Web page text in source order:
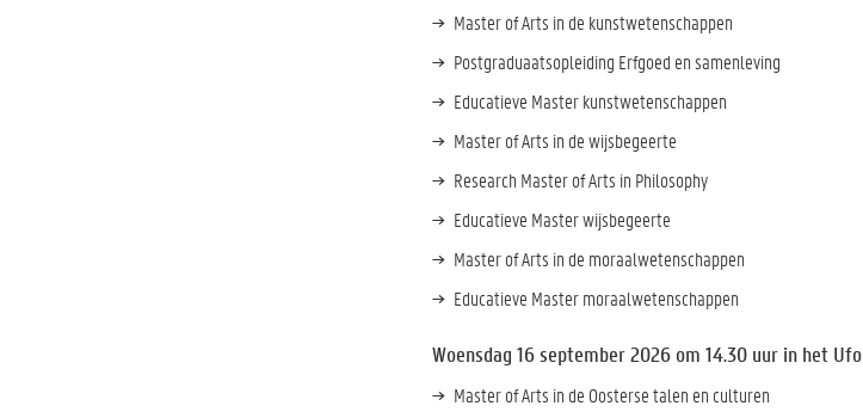
Master of Arts in de kunstwetenschappen
Postgraduaatsopleiding Erfgoed en samenleving
Educatieve Master kunstwetenschappen
Master of Arts in de wijsbegeerte
Research Master of Arts in Philosophy
Educatieve Master wijsbegeerte
Master of Arts in de moraalwetenschappen
Educatieve Master moraalwetenschappen
Woensdag 16 september 2026 om 14.30 uur in het Ufo
Master of Arts in de Oosterse talen en culturen